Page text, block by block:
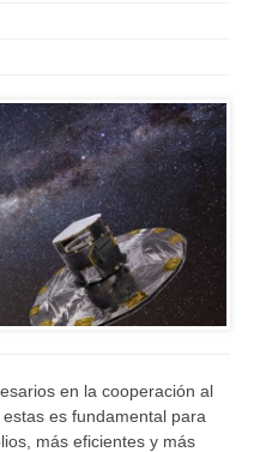
en la cooperación al
es fundamental para
más eficientes y más